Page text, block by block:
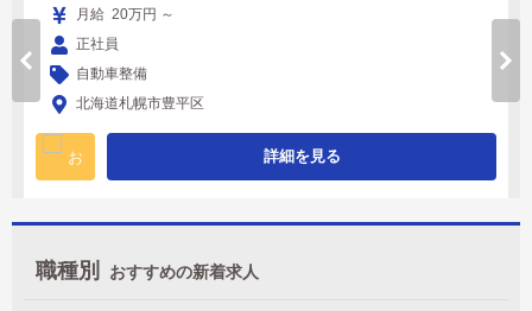
月給 20万円 ～
正社員
自動車整備
北海道札幌市豊平区
詳細を見る
職種別 おすすめの新着求人